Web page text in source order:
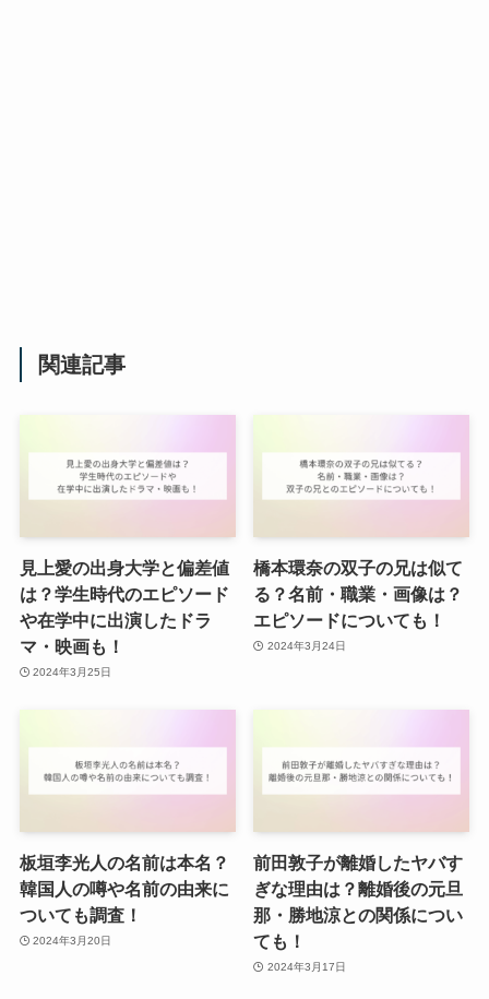
関連記事
見上愛の出身大学と偏差値
は？学生時代のエピソード
や在学中に出演したドラ
マ・映画も！
2024年3月25日
橋本環奈の双子の兄は似て
る？名前・職業・画像は？
エピソードについても！
2024年3月24日
板垣李光人の名前は本名？
韓国人の噂や名前の由来に
ついても調査！
2024年3月20日
前田敦子が離婚したヤバす
ぎな理由は？離婚後の元旦
那・勝地涼との関係につい
ても！
2024年3月17日